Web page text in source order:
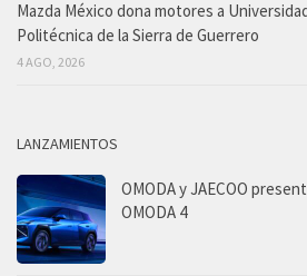
Mazda México dona motores a
Politécnica de la Sierra de Guerrero
4 AGO, 2026
LANZAMIENTOS
OMODA y JAECOO
OMODA 4